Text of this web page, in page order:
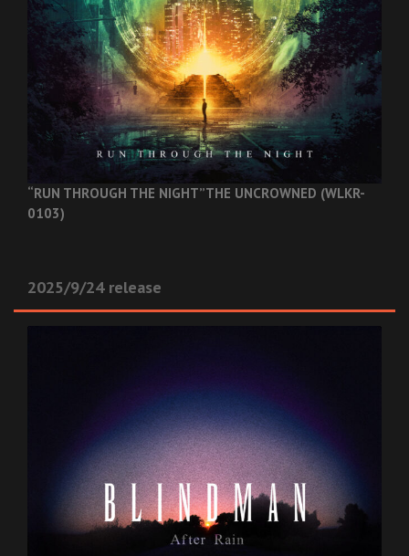
“RUN THROUGH THE NIGHT”THE UNCROWNED (WLKR-
0103)
2025/9/24 release